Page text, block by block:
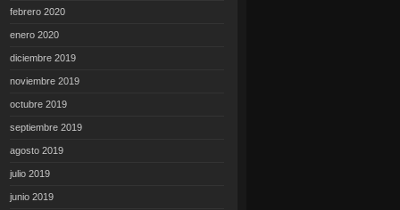
febrero 2020
enero 2020
diciembre 2019
noviembre 2019
octubre 2019
septiembre 2019
agosto 2019
julio 2019
junio 2019